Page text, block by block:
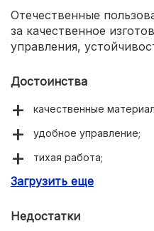
Отечественные
за качественное
управления,
Достоинства
качественные
удобное управление;
тихая работа;
устойчивость.
Загрузить еще
Недостатки